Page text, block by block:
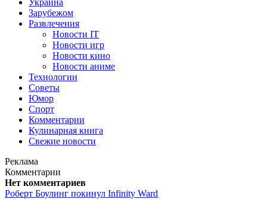
Украина
Зарубежом
Развлечения
Новости IT
Новости игр
Новости кино
Новости аниме
Технологии
Советы
Юмор
Спорт
Комментарии
Кулинарная книга
Свежие новости
Реклама
Комментарии
Нет комментариев
Роберт Боулинг покинул Infinity Ward